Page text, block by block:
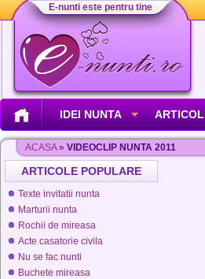
E-nunti este pentru tine
IDEI NUNTA
ACASA» VIDEOCLIP NUNTA 2011
ARTICOLE POPULARE
Texte invitatii nunta
Marturii nunta
Rochii de mireasa
Acte casatorie civila
Nu se fac nunti
Buchete mireasa